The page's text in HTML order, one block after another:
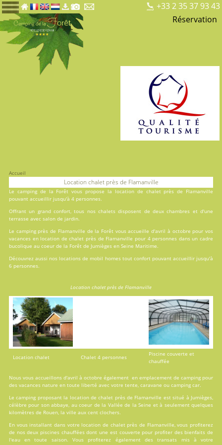
+33 2 35 37 93 43
Réservation
Accueil
Location chalet près de Flamanville
Le camping de la Forêt vous propose la location de chalet près de Flamanville
pouvant accueillir jusqu'à 4 personnes.
Offrant un grand confort, tous nos chalets disposent de deux chambres et d'une
terrasse avec salon de jardin.
Le camping près de Flamanville de la Forêt vous accueille d'avril à octobre pour vos
vacances en location de chalet près de Flamanville pour 4 personnes dans un cadre
bucolique au coeur de la Forêt de Jumièges en Seine Maritime.
Découvrez aussi nos locations de mobil homestout confort pouvant accueillir jusqu'à
6 personnes.
Location chalet près de Flamanville
Location chalet Chalet 4 personnes
Piscine couverte et
chauffée
Nous vous accueillons d'avril à octobre également en emplacement de camping pour
des vacances nature en toute liberté avec votre tente, caravane ou camping car.
Le camping proposant la location de chalet près de Flamanville est situé à Jumièges,
célèbre pour son abbaye, au coeur de la Vallée de la Seine et à seulement quelques
kilomètres de Rouen, la ville aux cent clochers.
En vous installant dans votre location de chalet près de Flamanville, vous profiterez
de nos deux piscines chauffées dont une est couverte pour profiter des bienfaits de
l'eau en toute saison. Vous profiterez également des transats mis à votre